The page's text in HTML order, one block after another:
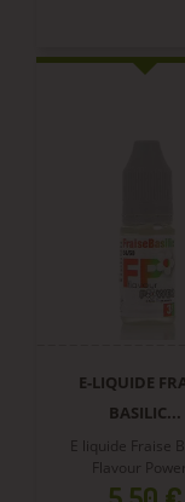
E-LIQUIDE
BASILIC...
E liquide Fraise
Flavour